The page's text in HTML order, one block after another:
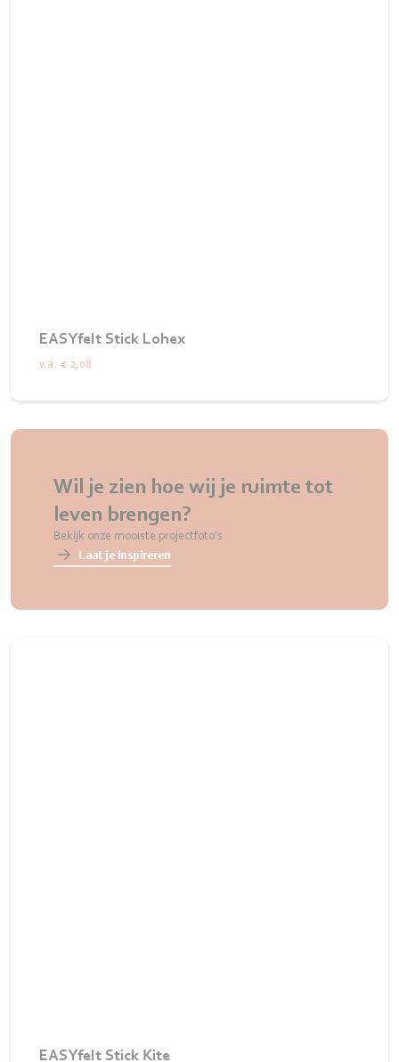
EASYfelt Stick Lohex
v.a. € 2,08
Wil je zien hoe wij je ruimte tot
leven brengen?
Bekijk onze mooiste projectfoto's
Laat je inspireren
EASYfelt Stick Kite